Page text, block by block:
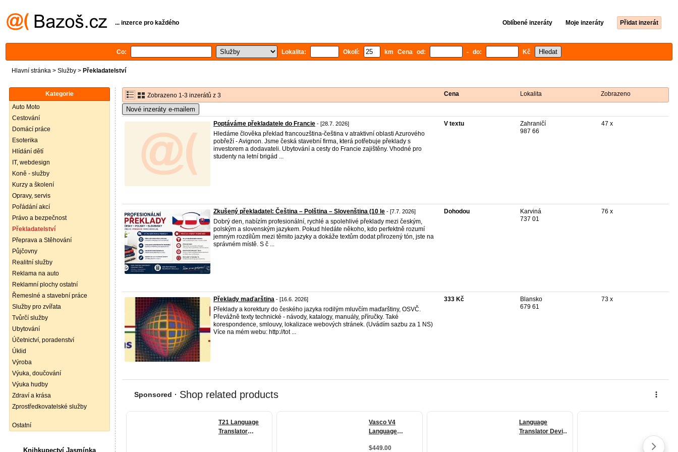
... inzerce pro každého Oblíbené inzeráty Moje inzeráty Přidat inzerát
Co: Lokalita: Okolí: km Cena od: - do: Kč
Hlavní stránka > Služby > Překladatelství
Kategorie
Auto Moto
Cestování
Domácí práce
Esoterika
Hlídání dětí
IT, webdesign
Koně - služby
Kurzy a školení
Opravy, servis
Pořádání akcí
Právo a bezpečnost
Překladatelství
Přeprava a Stěhování
Půjčovny
Realitní služby
Reklama na auto
Reklamní plochy ostatní
Řemeslné a stavební práce
Služby pro zvířata
Tvůrčí služby
Ubytování
Účetnictví, poradenství
Úklid
Výroba
Výuka, doučování
Výuka hudby
Zdraví a krása
Zprostředkovatelské služby
Ostatní
Knihkupectví Jasmínka
Zobrazeno 1-3 inzerátů z 3 Cena Lokalita Zobrazeno
Nové inzeráty e-mailem
Poptáváme překladatele do Francie - [28.7. 2026]
Hledáme člověka překlad francouzština-čeština v atraktivní oblasti Azurového
pobřeží - Avignon. Jsme česká stavební firma, která potřebuje překlady s
investorem a dodavateli. Ubytování a cesty do Francie zajištěny. Vhodné pro
studenty na letní brigád ...
V textu
Zahraničí
987 66
47 x
Zkušený překladatel: Čeština – Polština – Slovenština (10 le - [7.7. 2026]
Dobrý den, nabízím profesionální, rychlé a spolehlivé překlady mezi českým,
polským a slovenským jazykem. Pokud hledáte někoho, kdo perfektně rozumí
jemným rozdílům mezi těmito jazyky a dokáže textům dodat přirozený tón, jste na
správném místě. S č ...
Dohodou
Karviná
737 01
76 x
Překlady maďarština - [16.6. 2026]
Překlady a korektury do českého jazyka rodilým mluvčím maďarštiny, OSVČ.
Převážně texty technické - návody, katalogy, manuály, příručky. Také
korespondence, smlouvy, lokalizace webových stránek. (Uvádím sazbu za 1 NS)
Více na mém webu: http://tot ...
333 Kč
Blansko
679 61
73 x